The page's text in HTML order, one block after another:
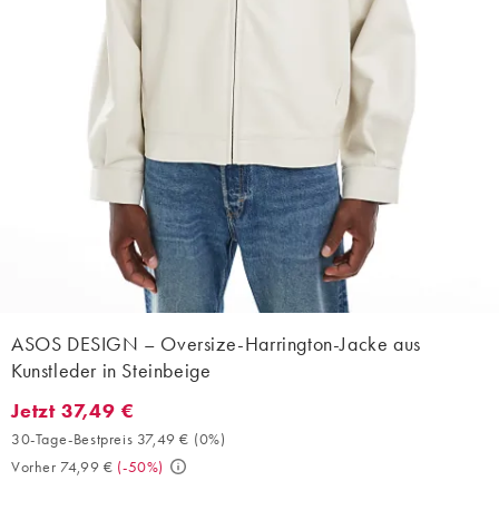
ASOS DESIGN – Oversize-Harrington-Jacke aus
Kunstleder in Steinbeige
Jetzt 37,49 €. 30-Tage-Bestpreis 37,49 € (0%). Vorher 74,99 €.
Jetzt 37,49 €
30-Tage-Bestpreis 37,49 € (0%)
Vorher 74,99 € (-50%)